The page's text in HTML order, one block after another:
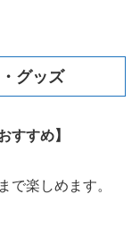
グッズ
すすめ】
で楽しめます。